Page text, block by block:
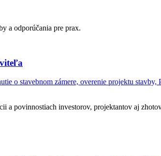
a odporúčania pre prax.
o stavebnom zámere, overenie projektu stavby,
a povinnostiach investorov, projektantov aj